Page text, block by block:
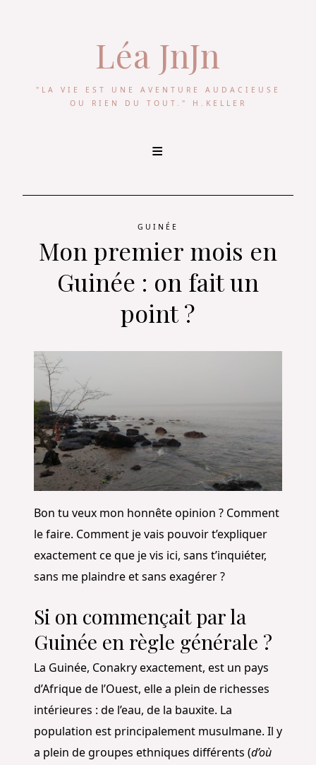
Léa JnJn
"LA VIE EST UNE AVENTURE AUDACIEUSE
OU RIEN DU TOUT." H.KELLER
GUINÉE
Mon premier mois en
Guinée : on fait un
point ?
Bon tu veux mon honnête opinion ? Comment
le faire. Comment je vais pouvoir t’expliquer
exactement ce que je vis ici, sans t’inquiéter,
sans me plaindre et sans exagérer ?
Si on commençait par la
Guinée en règle générale ?
La Guinée, Conakry exactement, est un pays
d’Afrique de l’Ouest, elle a plein de richesses
intérieures : de l’eau, de la bauxite. La
population est principalement musulmane. Il y
a plein de groupes ethniques différents (d’où